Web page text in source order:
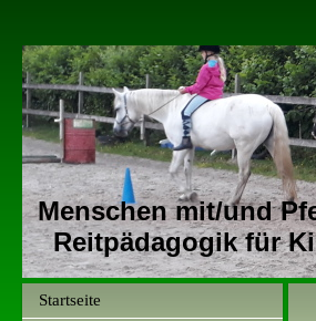
Menschen mit/und
Reitpädagogik für
Startseite